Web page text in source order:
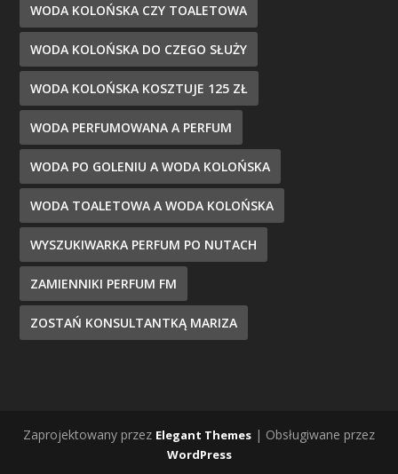
WODA KOLOŃSKA CZY TOALETOWA
WODA KOLOŃSKA DO CZEGO SŁUŻY
WODA KOLOŃSKA KOSZTUJE 125 ZŁ
WODA PERFUMOWANA A PERFUM
WODA PO GOLENIU A WODA KOLOŃSKA
WODA TOALETOWA A WODA KOLOŃSKA
WYSZUKIWARKA PERFUM PO NUTACH
ZAMIENNIKI PERFUM FM
ZOSTAŃ KONSULTANTKĄ MARIZA
Zaprojektowany przez Elegant Themes | Obsługiwane przez
WordPress